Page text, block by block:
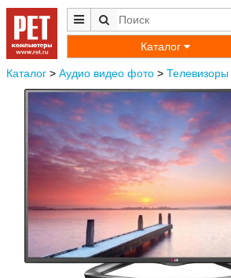
Каталог
Каталог > Аудио видео фото > Телевизоры